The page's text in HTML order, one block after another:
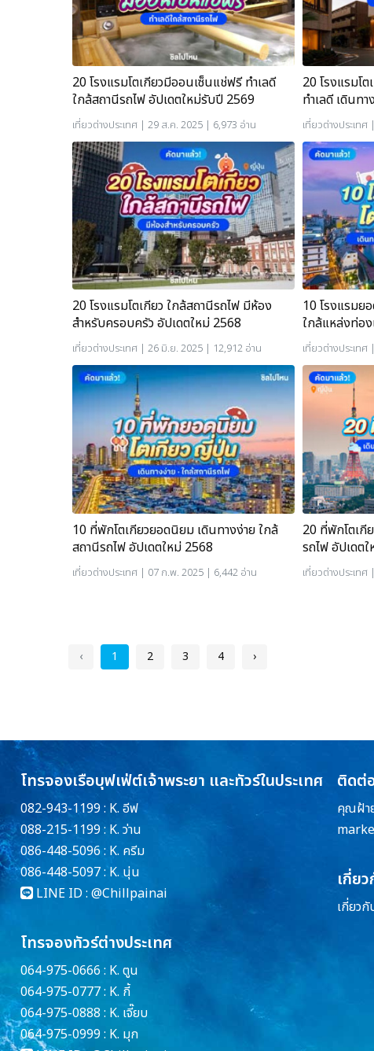
20 โรงแรมโตเกียวมีออนเซ็นแช่ฟรี ทำเลดี
ใกล้สถานีรถไฟ อัปเดตใหม่รับปี 2569
เที่ยวต่างประเทศ | 29 ส.ค. 2025 | 6,973 อ่าน
20 โรงแรมโ
ทำเลดี เดินท
เที่ยวต่างประเทศ|
20 โรงแรมโตเกียว ใกล้สถานีรถไฟ มีห้อง
สำหรับครอบครัว อัปเดตใหม่ 2568
เที่ยวต่างประเทศ | 26 มิ.ย. 2025 | 12,912 อ่าน
10 โรงแรมย
ใกล้แหล่งท่อ
เที่ยวต่างประเทศ|
10 ที่พักโตเกียวยอดนิยม เดินทางง่าย ใกล้
สถานีรถไฟ อัปเดตใหม่ 2568
เที่ยวต่างประเทศ | 07 ก.พ. 2025 | 6,442 อ่าน
20 ที่พักโตเกี
รถไฟ อัปเดต
เที่ยวต่างประเทศ|
‹ 1 2 3 4 ›
โทรจองเรือบุฟเฟ่ต์เจ้าพระยา และทัวร์ในประเทศ
082-943-1199 : K. อีฟ
088-215-1199 : K. ว่าน
086-448-5096 : K. ครีม
086-448-5097 : K. นุ่น
LINE ID : @Chillpainai
โทรจองทัวร์ต่างประเทศ
064-975-0666 : K. ตูน
064-975-0777 : K. กี้
064-975-0888 : K. เจี๊ยบ
064-975-0999 : K. มุก
ติดต่
คุณฝ้า
เกี่ย
เกี่ยวกั